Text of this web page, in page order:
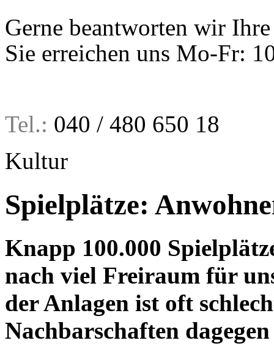
Gerne beantworten wir
Sie erreichen uns Mo-Fr:
Tel.: 040 / 480 650 18
Kultur
Spielplätze:
Knapp 100.000
nach viel Freiraum für
der Anlagen ist oft
Nachbarschaften